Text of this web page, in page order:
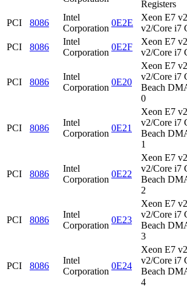
Registers
PCI 8086
Intel
Corporation
0E2E
Xeon E7
v2/Core i7
PCI
8086
Intel
Corporation
0E2F
Xeon E7
v2/Core i7
PCI 8086
Intel
Corporation
0E20
Xeon E7
v2/Core i7
Beach
0
PCI 8086
Intel
Corporation
0E21
Xeon E7
v2/Core i7
Beach
1
PCI 8086
Intel
Corporation
0E22
Xeon E7
v2/Core i7
Beach
2
PCI 8086
Intel
Corporation
0E23
Xeon E7
v2/Core i7
Beach
3
PCI 8086
Intel
Corporation
0E24
Xeon E7
v2/Core i7
Beach
4